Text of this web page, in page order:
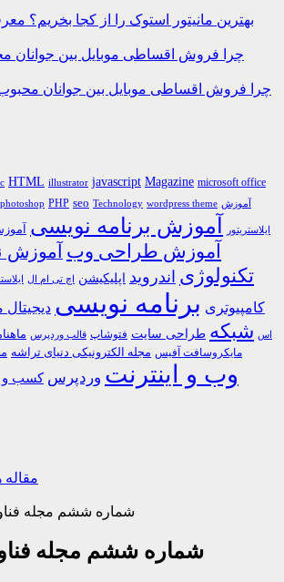
بهترین مانیتور استوک را از کجا بخریم؟
چرا فروش اقساطی موبایل بین جوانان
HTML illustrator javascript Magazine microsoft office
photoshop PHP seo Technology wordpress theme آموزش
ایلاستریتور آموزش برنامه نویسی
آموزش طراحی وب آموزش
تکنولوژی اندروید اپلیکیشن اچ تی ام ال
کامپیوتری برنامه نویسی دیجیتال
اس شبکه طراحی سایت فتوشاپ قالب وردپرس
مایکروسافت آفیس مجله الکترونیکی دنیای تراشه
وب و اینترنت وردپرس کسب و
شماره ششم مجله
شماره ششم مجله